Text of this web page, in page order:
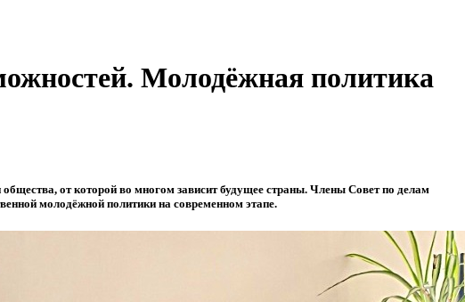
Молодёжная политика
от которой во многом зависит будущее страны. Члены Совет по делам
молодёжной политики на современном этапе.